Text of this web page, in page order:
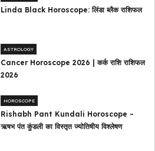
Linda Black Horoscope: लिंडा ब्लैक राशिफल
ASTROLOGY
Cancer Horoscope 2026 | कर्क राशि राशिफल
2026
HOROSCOPE
Rishabh Pant Kundali Horoscope –
ऋषभ पंत कुंडली का विस्तृत ज्योतिषीय विश्लेषण